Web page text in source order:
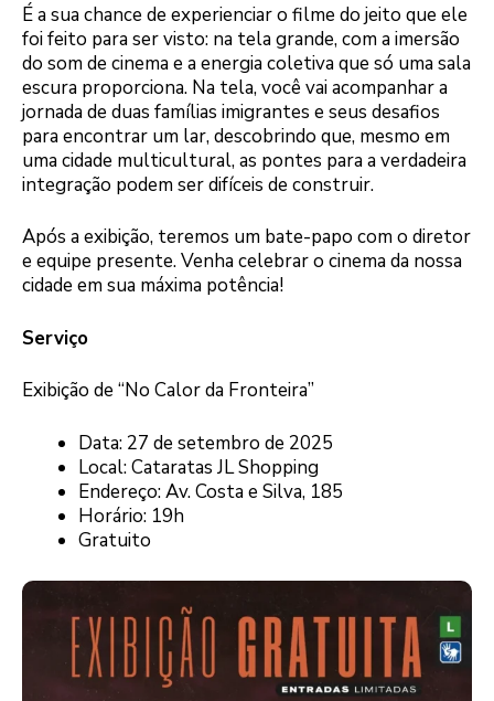
É a sua chance de experienciar o filme do jeito que ele
foi feito para ser visto: na tela grande, com a imersão
do som de cinema e a energia coletiva que só uma sala
escura proporciona. Na tela, você vai acompanhar a
jornada de duas famílias imigrantes e seus desafios
para encontrar um lar, descobrindo que, mesmo em
uma cidade multicultural, as pontes para a verdadeira
integração podem ser difíceis de construir.
Após a exibição, teremos um bate-papo com o diretor
e equipe presente. Venha celebrar o cinema da nossa
cidade em sua máxima potência!
Serviço
Exibição de “No Calor da Fronteira”
Data: 27 de setembro de 2025
Local: Cataratas JL Shopping
Endereço: Av. Costa e Silva, 185
Horário: 19h
Gratuito